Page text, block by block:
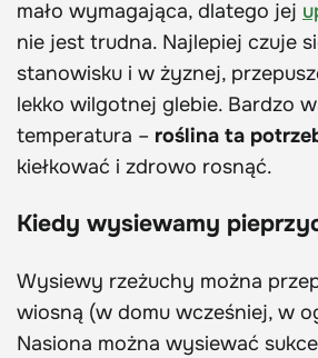
mało wymagająca, dlatego jej
nie jest trudna. Najlepiej czuje
stanowisku i w żyznej,
lekko wilgotnej glebie. Bardzo
temperatura – roślina ta
kiełkować i zdrowo rosnąć.
Kiedy wysiewamy
Wysiewy rzeżuchy można
wiosną (w domu wcześniej, w
Nasiona można wysiewać